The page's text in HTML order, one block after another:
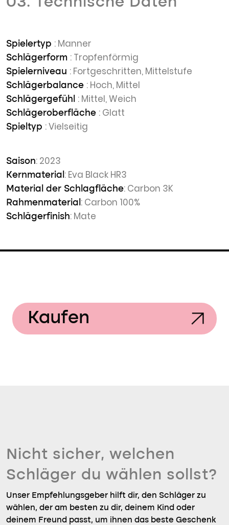
Spielertyp : Manner
Schlägerform : Tropfenförmig
Spielerniveau : Fortgeschritten, Mittelstufe
Schlägerbalance : Hoch, Mittel
Schlägergefühl : Mittel, Weich
Schlägeroberfläche : Glatt
Spieltyp : Vielseitig
Saison: 2023
Kernmaterial : Eva Black HR3
Material der Schlagfläche: Carbon 3K
Rahmenmaterial : Carbon 100%
Schlägerfinish: Mate
Kaufen
Nicht sicher, welchen
Schläger du wählen sollst?
Unser Empfehlungsgeber hilft dir, den Schläger zu
wählen, der am besten zu dir, deinem Kind oder
deinem Freund passt, um ihnen das beste Geschenk